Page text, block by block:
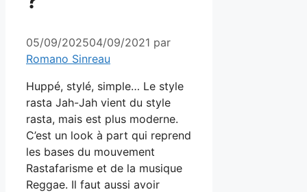
05/09/202504/09/2021 par
Romano Sinreau
Huppé, stylé, simple… Le style
rasta Jah-Jah vient du style
rasta, mais est plus moderne.
C’est un look à part qui reprend
les bases du mouvement
Rastafarisme et de la musique
Reggae. Il faut aussi avoir